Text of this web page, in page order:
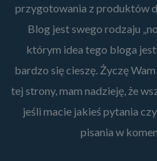
przygotowania z produktów
Blog jest swego rodzaju
którym idea tego bloga
bardzo się cieszę. Życzę
tej strony, mam nadzieję, że
jeśli macie jakieś pytania
pisania w